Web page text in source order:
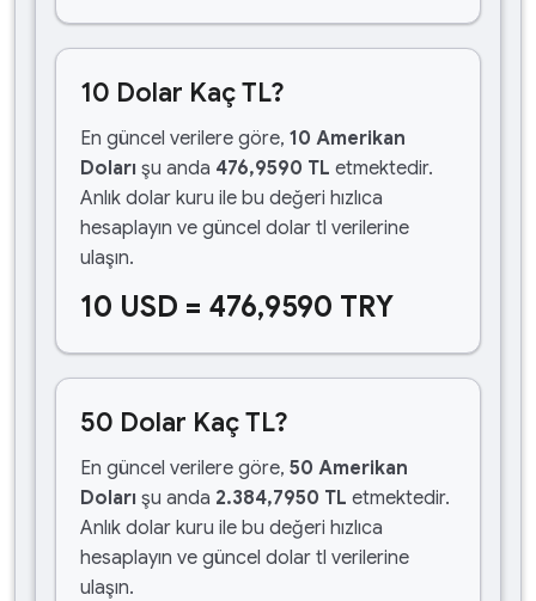
10 Dolar Kaç TL?
En güncel verilere göre, 10 Amerikan
Doları şu anda 476,9590 TL etmektedir.
Anlık dolar kuru ile bu değeri hızlıca
hesaplayın ve güncel dolar tl verilerine
ulaşın.
10 USD = 476,9590 TRY
50 Dolar Kaç TL?
En güncel verilere göre, 50 Amerikan
Doları şu anda 2.384,7950 TL etmektedir.
Anlık dolar kuru ile bu değeri hızlıca
hesaplayın ve güncel dolar tl verilerine
ulaşın.